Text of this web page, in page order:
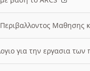
Μαθησης
για την εργασια